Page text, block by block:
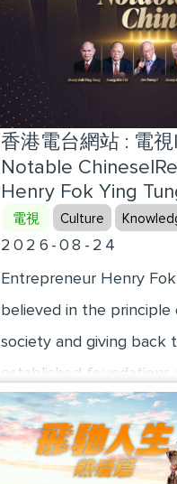
香港電台網站 : 電
Notable
Henry Fok Ying
電視 Culture
2026-08-24
Entrepreneur Henry
believed in the principle
society and giving back
established
the modernization of
donations and non-
covering areas such as